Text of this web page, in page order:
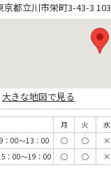
京都立川市栄町3-43-3 103
大きな地図で見る
月 火 水
9：00～13：00
◯ ◯ ×
：00～19：00
◯ ◯ ×